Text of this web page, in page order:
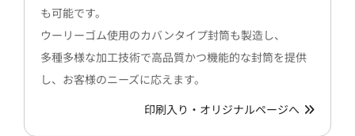
も可能です。
ウーリーゴム使用のカバンタイプ封筒も製造し、
多種多様な加工技術で高品質かつ機能的な封筒を提供
し、お客様のニーズに応えます。
印刷入り・オリジナルページへ